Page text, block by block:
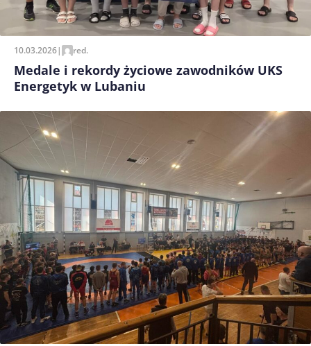
10.03.2026| red.
Medale i rekordy życiowe zawodników UKS
Energetyk w Lubaniu